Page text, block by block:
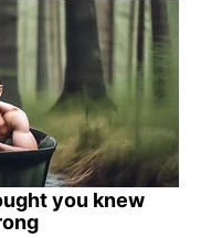
you knew